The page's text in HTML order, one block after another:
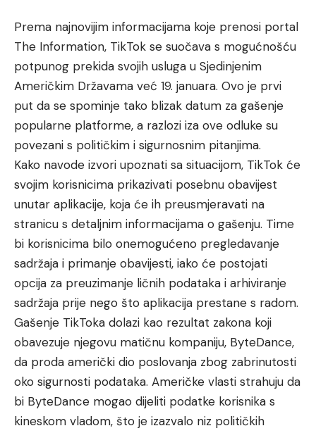
Prema najnovijim informacijama koje prenosi portal
The Information, TikTok se suočava s mogućnošću
potpunog prekida svojih usluga u Sjedinjenim
Američkim Državama već 19. januara. Ovo je prvi
put da se spominje tako blizak datum za gašenje
popularne platforme, a razlozi iza ove odluke su
povezani s političkim i sigurnosnim pitanjima.
Kako navode izvori upoznati sa situacijom, TikTok će
svojim korisnicima prikazivati posebnu obavijest
unutar aplikacije, koja će ih preusmjeravati na
stranicu s detaljnim informacijama o gašenju. Time
bi korisnicima bilo onemogućeno pregledavanje
sadržaja i primanje obavijesti, iako će postojati
opcija za preuzimanje ličnih podataka i arhiviranje
sadržaja prije nego što aplikacija prestane s radom.
Gašenje TikToka dolazi kao rezultat zakona koji
obavezuje njegovu matičnu kompaniju, ByteDance,
da proda američki dio poslovanja zbog zabrinutosti
oko sigurnosti podataka. Američke vlasti strahuju da
bi ByteDance mogao dijeliti podatke korisnika s
kineskom vladom, što je izazvalo niz političkih